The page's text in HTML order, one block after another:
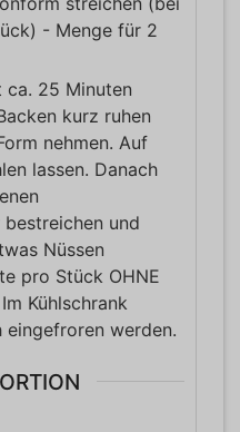
- Menge für 2
ca. 25 Minuten
kurz ruhen
nehmen. Auf
lassen. Danach
und
Nüssen
pro Stück OHNE
Kühlschrank
eingefroren werden.